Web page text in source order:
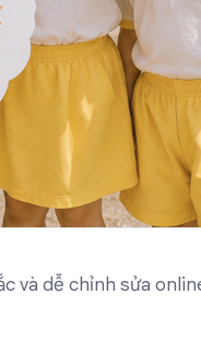
và dễ chỉnh sửa